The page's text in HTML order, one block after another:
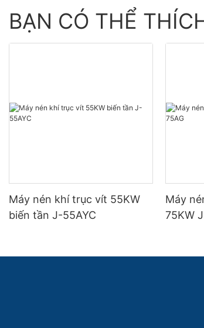
BẠN CÓ THỂ
Máy nén khí trục vít 55KW
biến tần J-55AYC
Máy
75KW